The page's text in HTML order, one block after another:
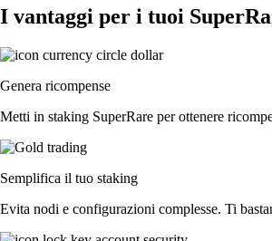
I vantaggi per i tuoi
Genera ricompense
Metti in staking SuperRare per ottenere
Semplifica il tuo staking
Evita nodi e configurazioni complesse. Ti